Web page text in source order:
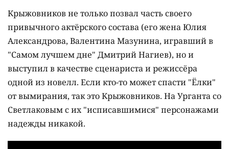
Крыжовников не только позвал часть своего
привычного актёрского состава (его жена Юлия
Александрова, Валентина Мазунина, игравший в
"Самом лучшем дне" Дмитрий Нагиев), но и
выступил в качестве сценариста и режиссёра
одной из новелл. Если кто-то может спасти "Ёлки"
от вымирания, так это Крыжовников. На Урганта со
Светлаковым с их "исписавшимися" персонажами
надежды никакой.